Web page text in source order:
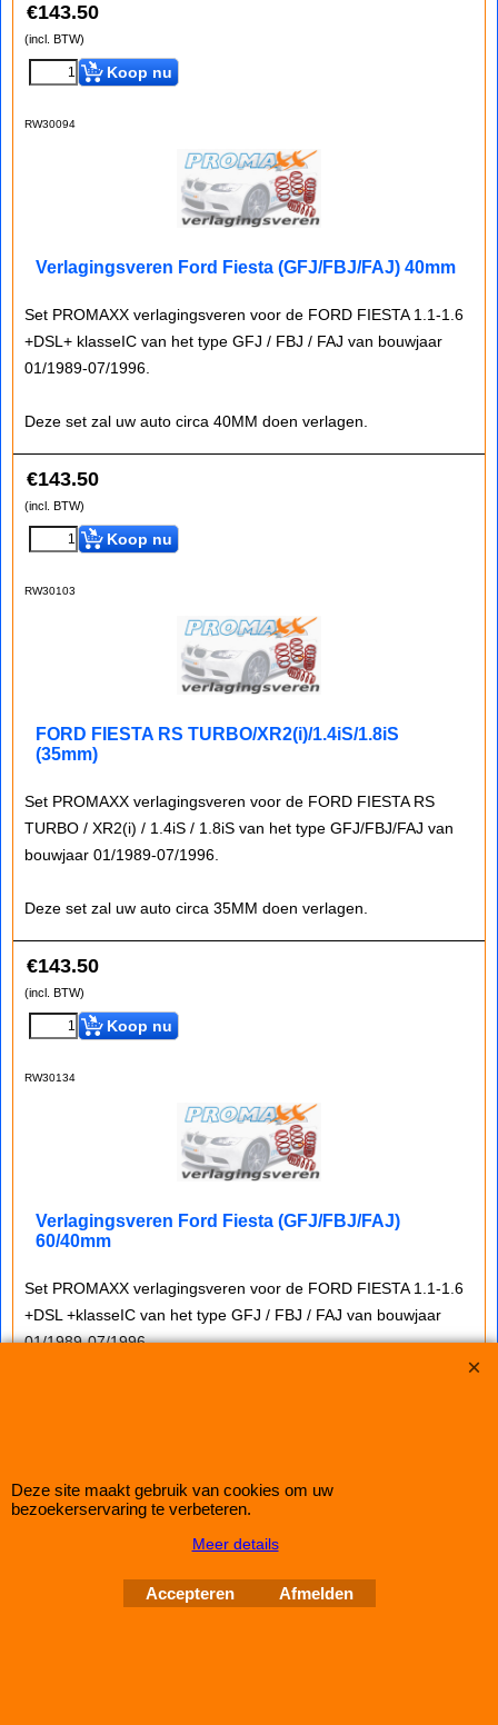
€143.50
(incl. BTW)
Koop nu
RW30094
Verlagingsveren Ford Fiesta (GFJ/FBJ/FAJ) 40mm
Set PROMAXX verlagingsveren voor de FORD FIESTA 1.1-1.6
+DSL+ klasseIC van het type GFJ / FBJ / FAJ van bouwjaar
01/1989-07/1996.
Deze set zal uw auto circa 40MM doen verlagen.
€143.50
(incl. BTW)
Koop nu
RW30103
FORD FIESTA RS TURBO/XR2(i)/1.4iS/1.8iS
(35mm)
Set PROMAXX verlagingsveren voor de FORD FIESTA RS
TURBO / XR2(i) / 1.4iS / 1.8iS van het type GFJ/FBJ/FAJ van
bouwjaar 01/1989-07/1996.
Deze set zal uw auto circa 35MM doen verlagen.
€143.50
(incl. BTW)
Koop nu
RW30134
Verlagingsveren Ford Fiesta (GFJ/FBJ/FAJ)
60/40mm
Set PROMAXX verlagingsveren voor de FORD FIESTA 1.1-1.6
+DSL +klasseIC van het type GFJ / FBJ / FAJ van bouwjaar
01/1989-07/1996.
Copyright © 1998-2026 Schroefset Shop
Improve Tuning 28 jaar
ShopFactory webwinkel
software.
Deze site maakt gebruik van cookies om uw
bezoekerservaring te verbeteren.
Meer details
Accepteren Afmelden